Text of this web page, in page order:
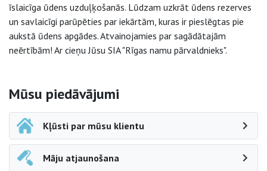
īslaicīga ūdens uzduļķošanās. Lūdzam uzkrāt ūdens rezerves
un savlaicīgi parūpēties par iekārtām, kuras ir pieslēgtas pie
aukstā ūdens apgādes. Atvainojamies par sagādātajām
neērtībām! Ar cieņu Jūsu SIA "Rīgas namu pārvaldnieks".
Sāna navigācija
Mūsu piedāvājumi
Kļūsti par mūsu klientu
Māju atjaunošana